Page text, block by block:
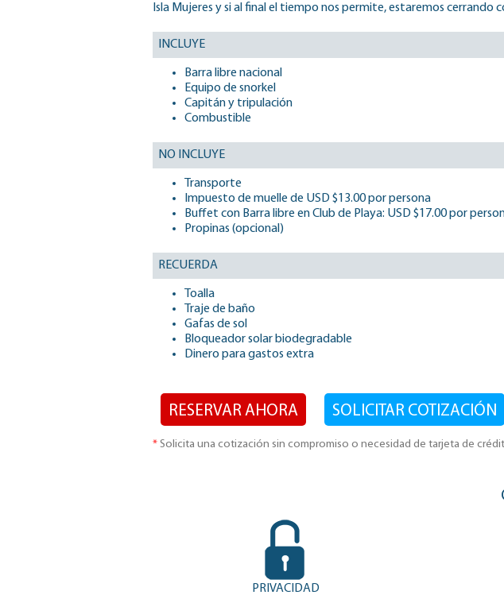
Isla Mujeres y si al final el tiempo nos permite, estaremos
INCLUYE
Barra libre nacional
Equipo de snorkel
Capitán y tripulación
Combustible
NO INCLUYE
Transporte
Impuesto de muelle de USD $13.00 por persona
Buffet con Barra libre en Club de Playa: USD $17.00 por
Propinas (opcional)
RECUERDA
Toalla
Traje de baño
Gafas de sol
Bloqueador solar biodegradable
Dinero para gastos extra
RESERVAR AHORA SOLICITAR COTIZACIÓN
* Solicita una cotización sin compromiso o necesidad de tarjeta de
PRIVACIDAD